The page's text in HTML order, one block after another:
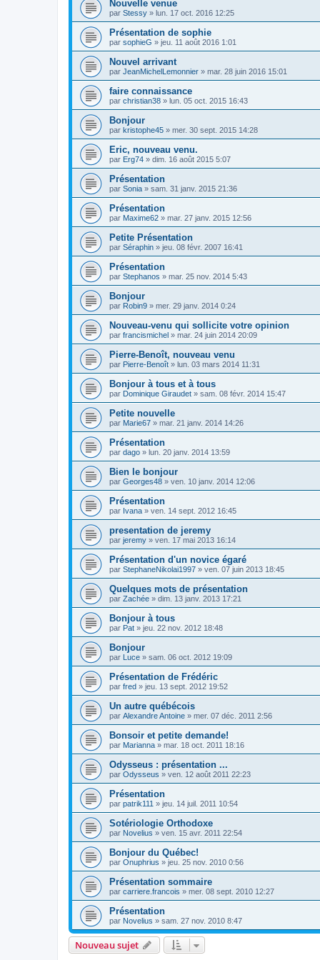
Nouvelle venue
par Stessy » lun. 17 oct. 2016 12:25
Présentation de sophie
par sophieG » jeu. 11 août 2016 1:01
Nouvel arrivant
par JeanMichelLemonnier » mar. 28 juin 2016 15:01
faire connaissance
par christian38 » lun. 05 oct. 2015 16:43
Bonjour
par kristophe45 » mer. 30 sept. 2015 14:28
Eric, nouveau venu.
par Erg74 » dim. 16 août 2015 5:07
Présentation
par Sonia » sam. 31 janv. 2015 21:36
Présentation
par Maxime62 » mar. 27 janv. 2015 12:56
Petite Présentation
par Séraphin » jeu. 08 févr. 2007 16:41
Présentation
par Stephanos » mar. 25 nov. 2014 5:43
Bonjour
par Robin9 » mer. 29 janv. 2014 0:24
Nouveau-venu qui sollicite votre opinion
par francismichel » mar. 24 juin 2014 20:09
Pierre-Benoît, nouveau venu
par Pierre-Benoît » lun. 03 mars 2014 11:31
Bonjour à tous et à tous
par Dominique Giraudet » sam. 08 févr. 2014 15:47
Petite nouvelle
par Marie67 » mar. 21 janv. 2014 14:26
Présentation
par dago » lun. 20 janv. 2014 13:59
Bien le bonjour
par Georges48 » ven. 10 janv. 2014 12:06
Présentation
par Ivana » ven. 14 sept. 2012 16:45
presentation de jeremy
par jeremy » ven. 17 mai 2013 16:14
Présentation d'un novice égaré
par StephaneNikolai1997 » ven. 07 juin 2013 18:45
Quelques mots de présentation
par Zachée » dim. 13 janv. 2013 17:21
Bonjour à tous
par Pat » jeu. 22 nov. 2012 18:48
Bonjour
par Luce » sam. 06 oct. 2012 19:09
Présentation de Frédéric
par fred » jeu. 13 sept. 2012 19:52
Un autre québécois
par Alexandre Antoine » mer. 07 déc. 2011 2:56
Bonsoir et petite demande!
par Marianna » mar. 18 oct. 2011 18:16
Odysseus : présentation ...
par Odysseus » ven. 12 août 2011 22:23
Présentation
par patrik111 » jeu. 14 juil. 2011 10:54
Sotériologie Orthodoxe
par Novelius » ven. 15 avr. 2011 22:54
Bonjour du Québec!
par Onuphrius » jeu. 25 nov. 2010 0:56
Présentation sommaire
par carriere.francois » mer. 08 sept. 2010 12:27
Présentation
par Novelius » sam. 27 nov. 2010 8:47
Nouveau sujet